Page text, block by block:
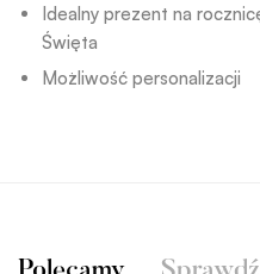
Idealny prezent na
Święta
Możliwość personalizacji